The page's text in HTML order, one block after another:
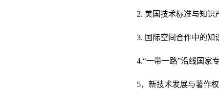
2. 美国技术标准与知识
3. 国际空间合作中的知
4.“一带一路”沿线国家
5，新技术发展与著作